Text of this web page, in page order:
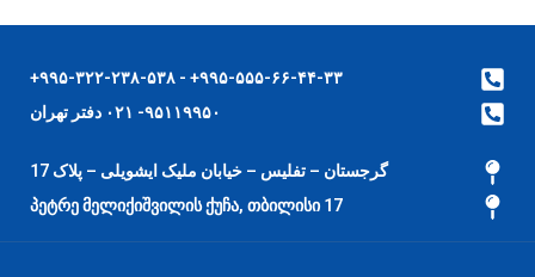
۹۹۵-۵۵۵-۶۶-۴۴-۳۳+ - ۹۹۵-۳۲۲-۲۳۸-۵۳۸+
۹۵۱۱۹۹۵۰- ۰۲۱ دفتر تهران
گرجستان – تفلیس – خیابان ملیک ایشویلی – پلاک 17
17 პეტრე მელიქიშვილის ქუჩა, თბილისი